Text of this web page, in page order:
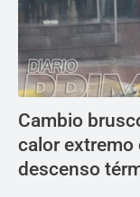
Cambio
calor extremo
descenso